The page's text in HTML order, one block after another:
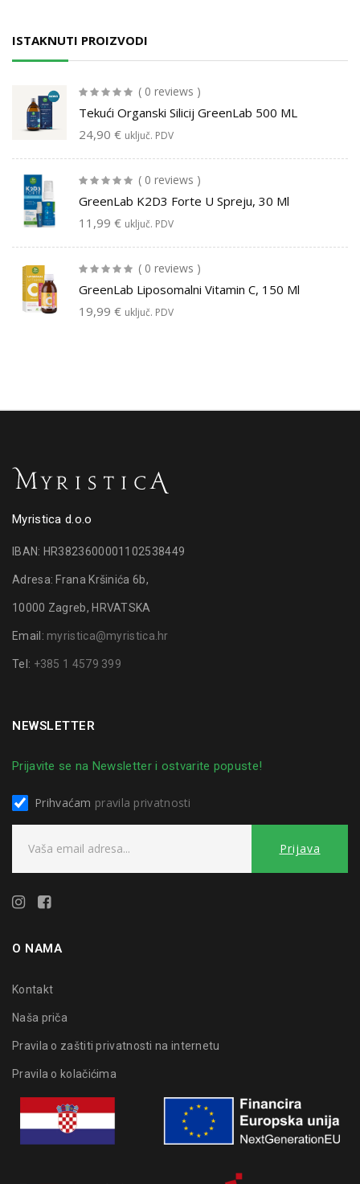
ISTAKNUTI PROIZVODI
( 0 reviews )
Tekući Organski Silicij GreenLab 500 ML
24,90 € uključ. PDV
( 0 reviews )
GreenLab K2D3 Forte U Spreju, 30 Ml
11,99 € uključ. PDV
( 0 reviews )
GreenLab Liposomalni Vitamin C, 150 Ml
19,99 € uključ. PDV
Myristica d.o.o
IBAN: HR3823600001102538449
Adresa: Frana Kršinića 6b,
10000 Zagreb, HRVATSKA
Email: myristica@myristica.hr
Tel: +385 1 4579 399
NEWSLETTER
Prijavite se na Newsletter i ostvarite popuste!
Prihvaćam pravila privatnosti
O NAMA
Kontakt
Naša priča
Pravila o zaštiti privatnosti na internetu
Pravila o kolačićima